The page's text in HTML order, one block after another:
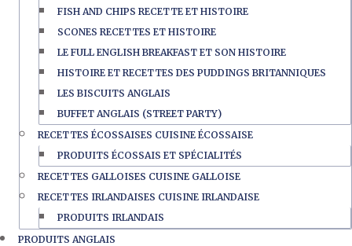
FISH AND CHIPS RECETTE ET HISTOIRE
SCONES RECETTES ET HISTOIRE
LE FULL ENGLISH BREAKFAST ET SON HISTOIRE
HISTOIRE ET RECETTES DES PUDDINGS BRITANNIQUES
LES BISCUITS ANGLAIS
BUFFET ANGLAIS (STREET PARTY)
RECETTES ÉCOSSAISES CUISINE ÉCOSSAISE
PRODUITS ÉCOSSAIS ET SPÉCIALITÉS
RECETTES GALLOISES CUISINE GALLOISE
RECETTES IRLANDAISES CUISINE IRLANDAISE
PRODUITS IRLANDAIS
PRODUITS ANGLAIS